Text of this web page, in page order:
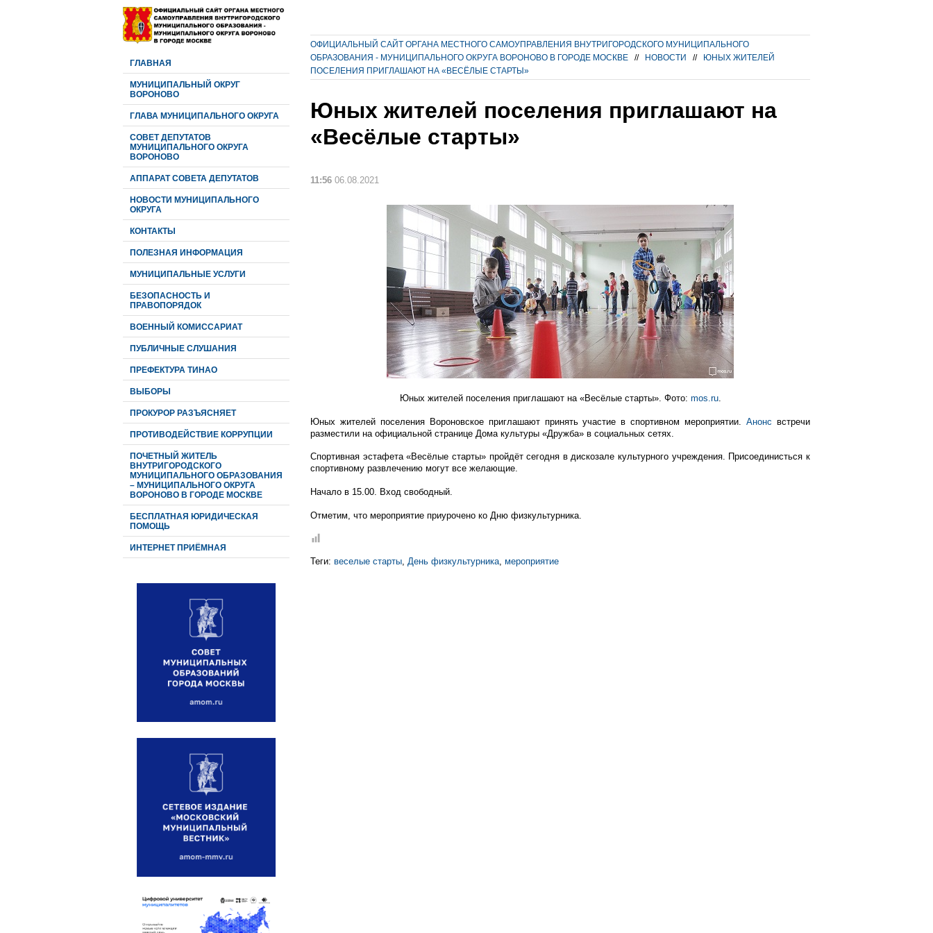
ГЛАВНАЯ
МУНИЦИПАЛЬНЫЙ ОКРУГ
ВОРОНОВО
ГЛАВА МУНИЦИПАЛЬНОГО ОКРУГА
CОВЕТ ДЕПУТАТОВ
МУНИЦИПАЛЬНОГО ОКРУГА
ВОРОНОВО
АППАРАТ СОВЕТА ДЕПУТАТОВ
НОВОСТИ МУНИЦИПАЛЬНОГО
ОКРУГА
КОНТАКТЫ
ПОЛЕЗНАЯ ИНФОРМАЦИЯ
МУНИЦИПАЛЬНЫЕ УСЛУГИ
БЕЗОПАСНОСТЬ И
ПРАВОПОРЯДОК
ВОЕННЫЙ КОМИССАРИАТ
ПУБЛИЧНЫЕ СЛУШАНИЯ
ПРЕФЕКТУРА ТИНАО
ВЫБОРЫ
ПРОКУРОР РАЗЪЯСНЯЕТ
ПРОТИВОДЕЙСТВИЕ КОРРУПЦИИ
ПОЧЕТНЫЙ ЖИТЕЛЬ
ВНУТРИГОРОДСКОГО
МУНИЦИПАЛЬНОГО ОБРАЗОВАНИЯ
– МУНИЦИПАЛЬНОГО ОКРУГА
ВОРОНОВО В ГОРОДЕ МОСКВЕ
БЕСПЛАТНАЯ ЮРИДИЧЕСКАЯ
ПОМОЩЬ
ИНТЕРНЕТ ПРИЁМНАЯ
ОФИЦИАЛЬНЫЙ САЙТ ОРГАНА МЕСТНОГО САМОУПРАВЛЕНИЯ ВНУТРИГОРОДСКОГО МУНИЦИПАЛЬНОГО
ОБРАЗОВАНИЯ - МУНИЦИПАЛЬНОГО ОКРУГА ВОРОНОВО В ГОРОДЕ МОСКВЕ
// НОВОСТИ //
ЮНЫХ ЖИТЕЛЕЙ
ПОСЕЛЕНИЯ ПРИГЛАШАЮТ НА «ВЕСЁЛЫЕ СТАРТЫ»
Юных жителей поселения приглашают на
«Весёлые старты»
11:56 06.08.2021
Юных жителей поселения приглашают на «Весёлые старты». Фото: mos.ru.
Юных жителей поселения Вороновское приглашают принять участие в спортивном мероприятии.Анонс встречи
разместили на официальной странице Дома культуры «Дружба» в социальных сетях.
Спортивная эстафета «Весёлые старты» пройдёт сегодня в дискозале культурного учреждения. Присоединисться к
спортивному развлечению могут все желающие.
Начало в 15.00. Вход свободный.
Отметим, что мероприятие приурочено ко Дню физкультурника.
Теги: веселые старты, День физкультурника, мероприятие